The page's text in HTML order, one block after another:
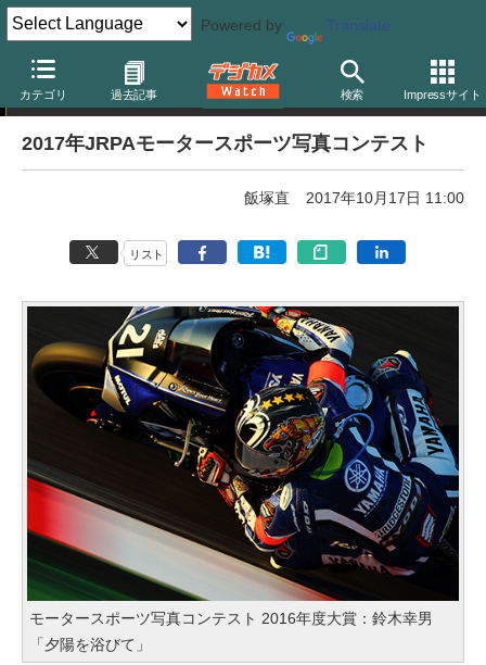
Powered by Translate
カテゴリ 過去記事 検索 Impressサイト
フォトコンテスト
2017年JRPAモータースポーツ写真コンテスト
飯塚直 2017年10月17日 11:00
リスト
モータースポーツ写真コンテスト 2016年度大賞：鈴木幸男
「夕陽を浴びて」